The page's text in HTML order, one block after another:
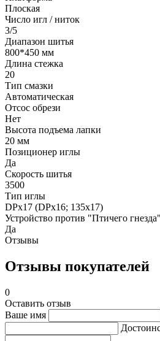
Плоская
Число игл / ниток
3/5
Диапазон шитья
800*450 мм
Длина стежка
20
Тип смазки
Автоматическая
Отсос обрези
Нет
Высота подъема лапки
20 мм
Позиционер иглы
Да
Скорость шитья
3500
Тип иглы
DPx17 (DPx16; 135x17)
Устройство против "Птичего гнезда"
Да
Отзывы
Отзывы покупателей
0
Оставить отзыв
Ваше имя